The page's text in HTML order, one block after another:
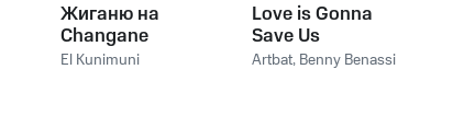
Жиганю на
Changane
El Kunimuni
Love is Gonna
Save Us
Artbat, Benny Benassi